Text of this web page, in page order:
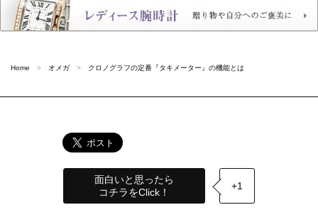
Home オメガ クロノグラフの定番『タキメーター』の機能とは
面白いと思ったら
コチラをClick！
+1